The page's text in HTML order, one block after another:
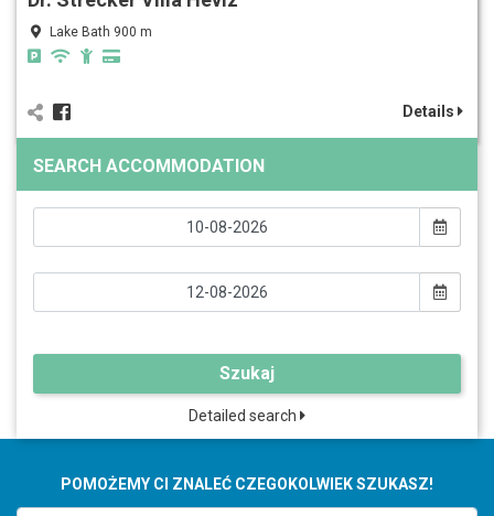
Lake Bath 900 m
Details
SEARCH ACCOMMODATION
Szukaj
Detailed search
POMOŻEMY CI ZNALEĆ CZEGOKOLWIEK SZUKASZ!